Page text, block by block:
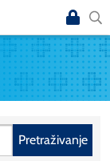
Pretraživanje